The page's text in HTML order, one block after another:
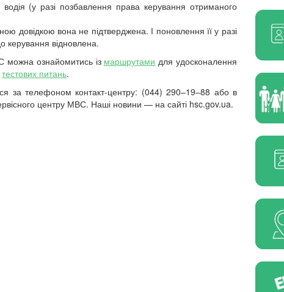
(у разі позбавлення права керування отриманого
довідкою вона не підтверджена. І поновлення її у разі
керування відновлена.
можна ознайомитись із маршрутами для удосконалення
тестових питань.
за телефоном контакт-центру: (044) 290–19–88 або в
центру МВС. Наші новини — на сайті hsc.gov.ua.